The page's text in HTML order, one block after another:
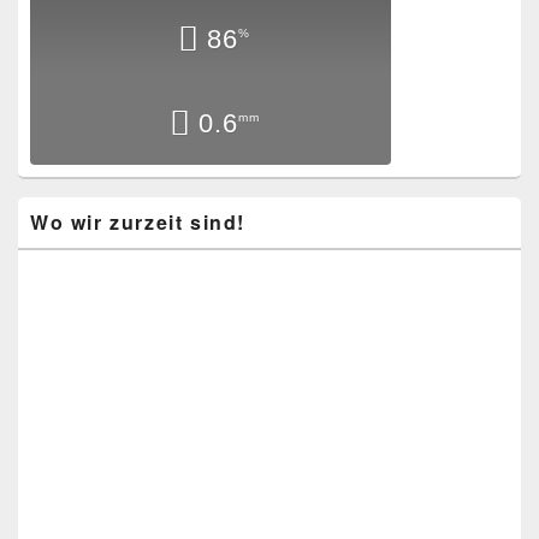
86%
0.6mm
Wo wir zurzeit sind!